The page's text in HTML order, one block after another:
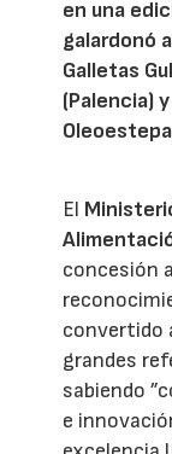
en una
galardonó
Galletas
(Palencia)
El
concesión
convertido
grandes
sabiendo
e